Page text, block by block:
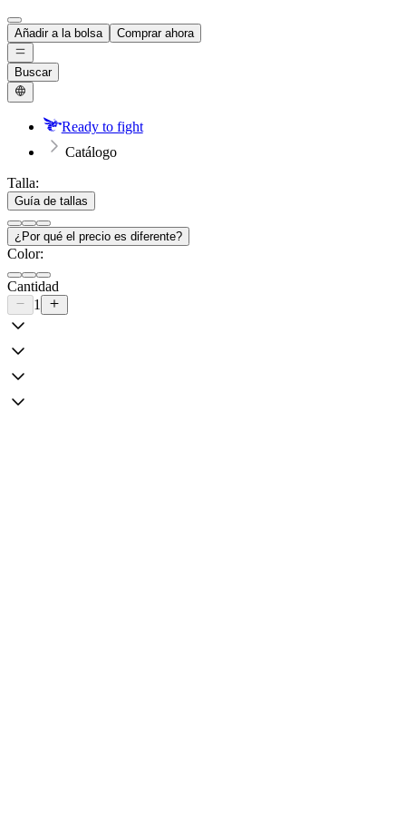
Añadir a la bolsa Comprar ahora
Buscar
Ready to fight
Catálogo
Talla:
Guía de tallas
¿Por qué el precio es diferente?
Color:
Cantidad
1